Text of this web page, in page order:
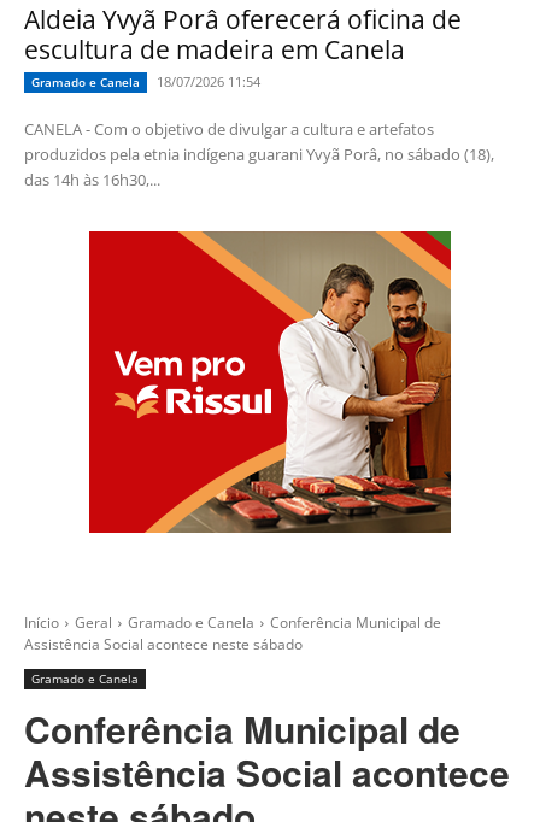
Aldeia Yvyã Porâ oferecerá oficina de
escultura de madeira em Canela
Gramado e Canela 18/07/2026 11:54
CANELA - Com o objetivo de divulgar a cultura e artefatos
produzidos pela etnia indígena guarani Yvyã Porâ, no sábado (18),
das 14h às 16h30,...